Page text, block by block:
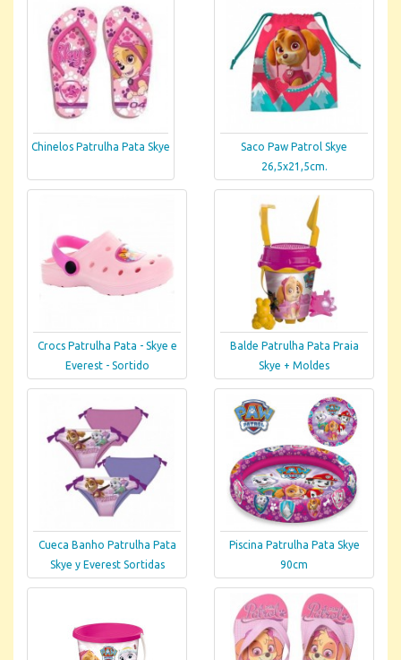
Chinelos Patrulha Pata Skye
Saco Paw Patrol Skye
26,5x21,5cm.
Crocs Patrulha Pata - Skye e
Everest - Sortido
Balde Patrulha Pata Praia
Skye + Moldes
Cueca Banho Patrulha Pata
Skye y Everest Sortidas
Piscina Patrulha Pata Skye
90cm